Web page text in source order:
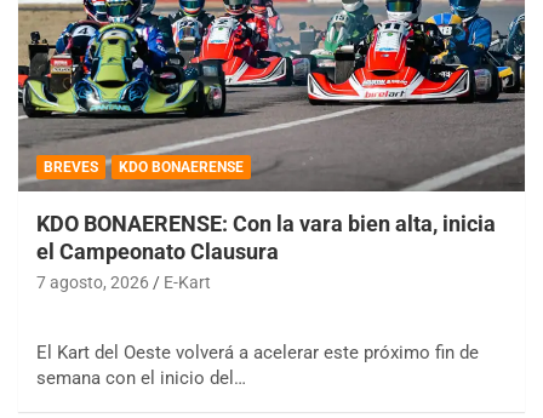
BREVES KDO BONAERENSE
KDO BONAERENSE: Con la vara bien alta, inicia
el Campeonato Clausura
7 agosto, 2026 E-Kart
El Kart del Oeste volverá a acelerar este próximo fin de
semana con el inicio del…